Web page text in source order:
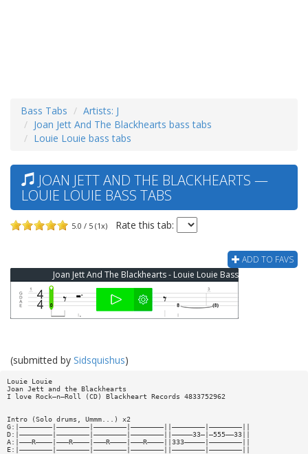
Bass Tabs
Artists: J
Joan Jett And The Blackhearts bass tabs
Louie Louie bass tabs
JOAN JETT AND THE BLACKHEARTS —
LOUIE LOUIE BASS TABS
5.0 / 5 (1x) Rate this tab:
ADD TO FAVS
Joan Jett And The Blackhearts - Louie Louie Bass Tab
(submitted by Sidsquishus)
Louie Louie
Joan Jett and the Blackhearts
I love Rock—n—Roll (CD) Blackheart Records 4833752962
Intro (Solo drums, Ummm...) x2
G:|————————|————————|————————|————————||————————|————————||
D:|————————|————————|————————|————————||—————33—|—555——33||
A:|———R————|———R————|———R————|———R————||333—————|————————||
E:|————————|————————|————————|————————||————————|————————||